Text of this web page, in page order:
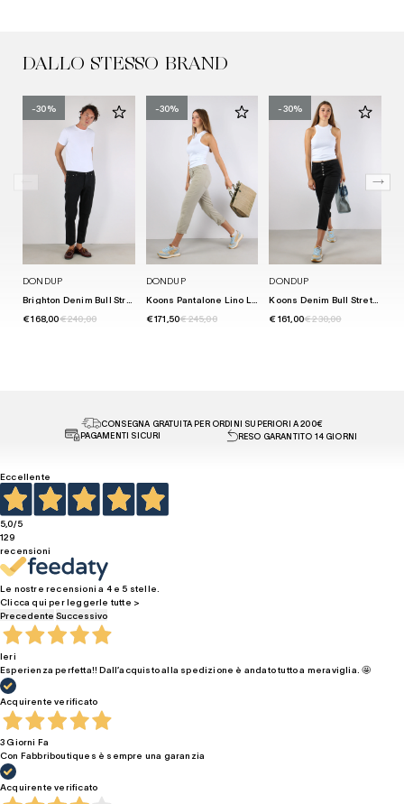
DALLO STESSO BRAND
-30%
DONDUP
€ 168,00€ 240,00
-30%
DONDUP
€ 171,50€ 245,00
-30%
DONDUP
Koons Denim Bull Stretch Nero
€ 161,00€ 230,00
CONSEGNA GRATUITA PER ORDINI SUPERIORI A 200€
PAGAMENTI SICURI
RESO GARANTITO 14 GIORNI
Eccellente
5,0/5
129
recensioni
Le nostre recensioni a 4 e 5 stelle.
Clicca qui per leggerle tutte >
Precedente Successivo
Ieri
Esperienza perfetta!! Dall’acquisto alla spedizione è andato tutto a meraviglia. 🤩
Acquirente verificato
3 Giorni Fa
Con Fabbriboutiques è sempre una garanzia
Acquirente verificato